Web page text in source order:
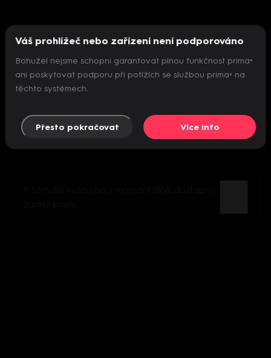
Nepodařilo se inicializovat přehrávač
Váš prohlížeč nebo zařízení není podporováno
Bohužel nejsme schopni garantovat plnou funkčnost prima+
ani poskytovat podporu při potížích se službou prima+ na
těchto systémech.
Přesto pokračovat Více info